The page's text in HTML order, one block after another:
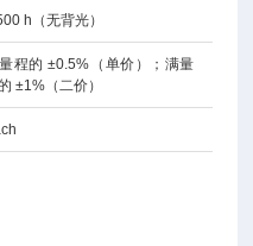
h（无背光）
程的 ±0.5%（单价）；满量
±1%（二价）